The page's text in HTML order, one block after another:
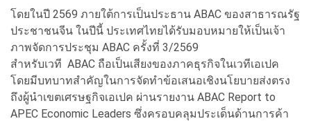
โดยในปี 2569 ภายใต้การเป็นประธาน ABAC ของสาธารณรัฐ
ประชาชนจีน ในปีนี้ ประเทศไทยได้รับมอบหมายให้เป็นเจ้า
ภาพจัดการประชุม ABAC ครั้งที่ 3/2569
สำหรับเวที ABAC ถือเป็นเสียงของภาคธุรกิจในเวทีเอเปค
โดยมีบทบาทสำคัญในการจัดทำข้อเสนอเชิงนโยบายส่งตรง
ถึงผู้นำเขตเศรษฐกิจเอเปค ผ่านรายงาน ABAC Report to
APEC Economic Leaders ซึ่งครอบคลุมประเด็นด้านการค้า